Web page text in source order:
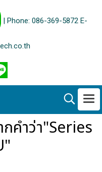
| Phone: 086-369-5872 E-
คำว่า"Series